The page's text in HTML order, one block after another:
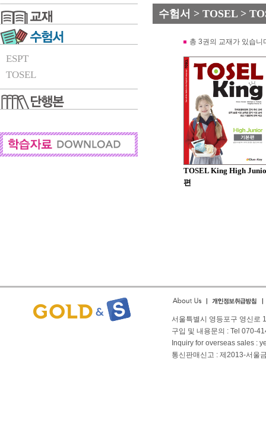
ESPT
TOSEL
수험서 > TOSEL >
총 3권의 교재가 있습니
TOSEL King High
편
서울특별시 영등포구 영신로
구입 및 내용문의 : Tel 070-
Inquiry for overseas sales :
통신판매신고 : 제2013-서울